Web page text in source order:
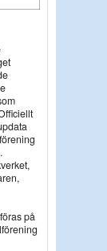
på